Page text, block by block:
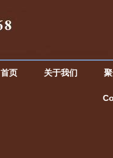
首页 关于我们